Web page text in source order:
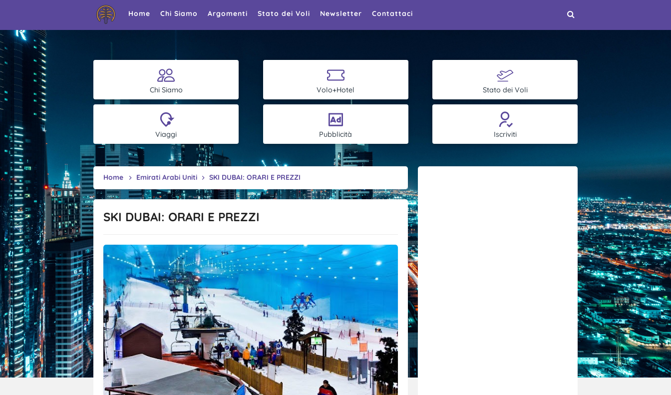
Home Chi Siamo Argomenti Stato dei Voli Newsletter Contattaci
Chi Siamo Volo+Hotel Stato dei Voli
Viaggi Pubblicità Iscriviti
Home Emirati Arabi Uniti SKI DUBAI: ORARI E PREZZI
SKI DUBAI: ORARI E PREZZI